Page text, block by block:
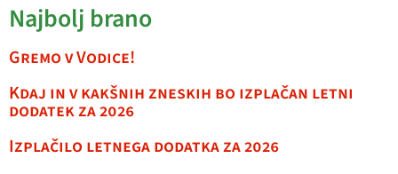
Najbolj brano
Gremo v Vodice!
Kdaj in v kakšnih zneskih bo izplačan letni
dodatek za 2026
Izplačilo letnega dodatka za 2026